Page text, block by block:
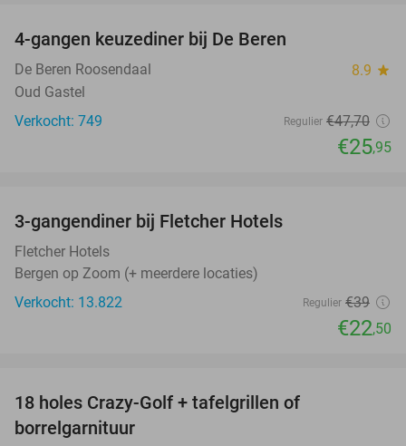
4-gangen keuzediner bij De Beren
De Beren Roosendaal 8.9 star
Oud Gastel
Verkocht: 749
Regulier €47,70
€25,95
3-gangendiner bij Fletcher Hotels
Fletcher Hotels
Bergen op Zoom (+ meerdere locaties)
Verkocht: 13.822
Regulier €39
€22,50
18 holes Crazy-Golf + tafelgrillen of
borrelgarnituur